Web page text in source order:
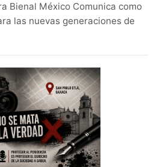
Bienal México Comunica como
las nuevas generaciones de